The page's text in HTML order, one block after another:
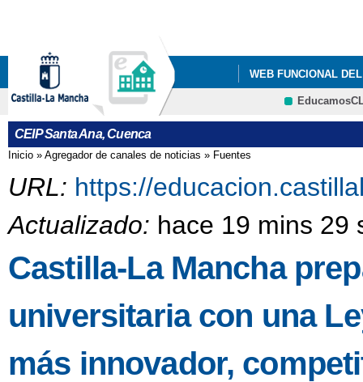
WEB FUNCIONAL
QUÉ HACEMOS
CEIP Santa Ana, Cuenca
Se encuentra usted aquí
Inicio » Agregador de canales de noticias » Fuentes
URL: https://
Actualizado: hace 19 mins 29
Castilla-La Mancha
universitaria con una
más innovador,